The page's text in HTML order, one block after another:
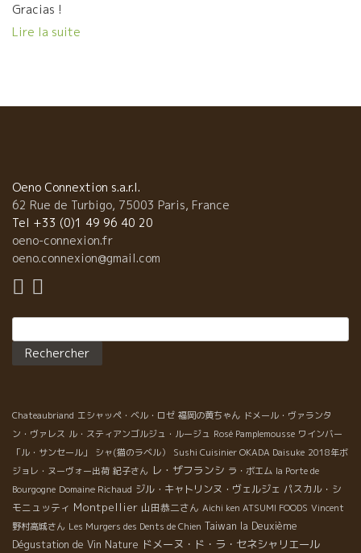
Gracias !
Lire la suite
Oeno Connextion s.a.r.l.
62 Rue de Turbigo, 75003 Paris, France
Tel +33 (0)1 49 96 40 20
oeno-connexion.fr
oeno.connexion@gmail.com
Chateaubriand エシャッペ・ベル・ロゼ 福岡の黄ちゃん ドメール・ヴァランタ
ン・ヴァレス ル・スティアンゴルジュ・ルージュ Rosé Pamplemousse ワインバー
「ル・サンセール」
シャ(猫のラベル） Sushi Cuisinier OKADA Daisuke 2018年ボ
ジョレ・ヌーヴォー出荷 紀子さん レ・ザフランシ ラ・ボエム la Porte de
Bourgogne Domaine Richaud ジル・キャトリンヌ・ヴェルジェ パスカル・シ
モニュッティ Montpellier 山田恭二さん Aichi ken ATSUMI FOODS Vincent
野村高城さん Les Murgers des Dents de Chien Taiwan la Deuxième
Dégustation de Vin Nature ドメーヌ・ド・ラ・セネシャリエール